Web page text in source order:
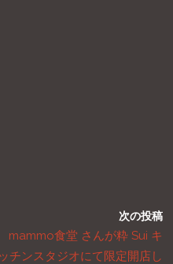
次の投稿
mammo食堂 さんが粋 Sui キ
ッチンスタジオにて限定開店し